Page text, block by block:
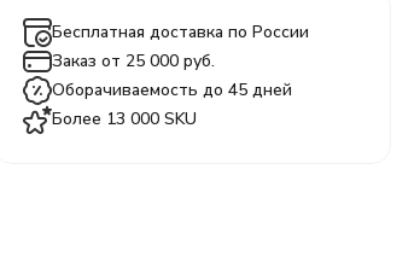
Бесплатная доставка по России
Заказ от 25 000 руб.
Оборачиваемость до 45 дней
Более 13 000 SKU